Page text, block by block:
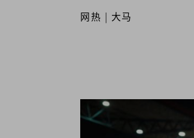
网热 | 大马